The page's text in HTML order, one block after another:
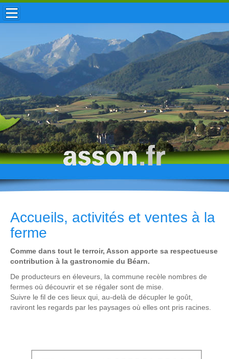
ACCUEIL / INFOS
MUNICIPALITÉ
VIE LOCALE
ENFANCE
TOURISME
HISTOIRE
Accueils, activités et ventes à la
ferme
Comme dans tout le terroir, Asson apporte sa respectueuse
contribution à la gastronomie du Béarn.
De producteurs en éleveurs, la commune recèle nombres de
fermes où découvrir et se régaler sont de mise.
Suivre le fil de ces lieux qui, au-delà de décupler le goût,
raviront les regards par les paysages où elles ont pris racines.